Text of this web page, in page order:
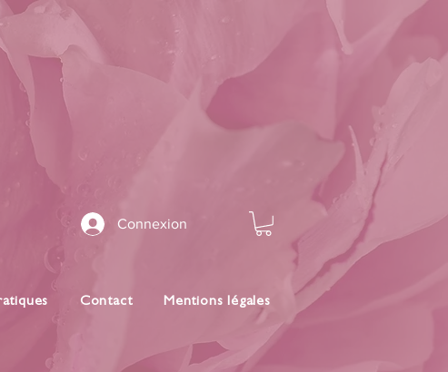
Connexion
Contact Mentions légales